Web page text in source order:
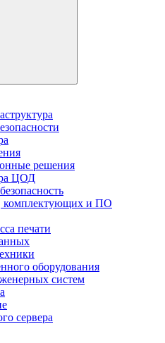
решения
ЦОД
комплектующих и ПО
печати
оборудования
систем
сервера